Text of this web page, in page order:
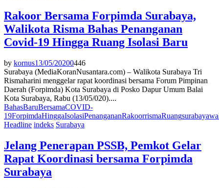
Rakoor Bersama Forpimda Surabaya,
Walikota Risma Bahas Penanganan
Covid-19 Hingga Ruang Isolasi Baru
by kornus13/05/20200446
Surabaya (MediaKoranNusantara.com) – Walikota Surabaya Tri
Rismaharini menggelar rapat koordinasi bersama Forum Pimpinan
Daerah (Forpimda) Kota Surabaya di Posko Dapur Umum Balai
Kota Surabaya, Rabu (13/05/020)....
BahasBaruBersamaCOVID-
19ForpimdaHinggaIsolasiPenangananRakoorrismaRuangsurabaya
Headline indeks Surabaya
Jelang Penerapan PSSB, Pemkot Gelar
Rapat Koordinasi bersama Forpimda
Surabaya